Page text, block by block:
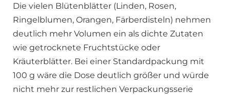
Die vielen Blütenblätter (Linden, Rosen,
Ringelblumen, Orangen, Färberdisteln) nehmen
deutlich mehr Volumen ein als dichte Zutaten
wie getrocknete Fruchtstücke oder
Kräuterblätter. Bei einer Standardpackung mit
100 g wäre die Dose deutlich größer und würde
nicht mehr zur restlichen Verpackungsserie